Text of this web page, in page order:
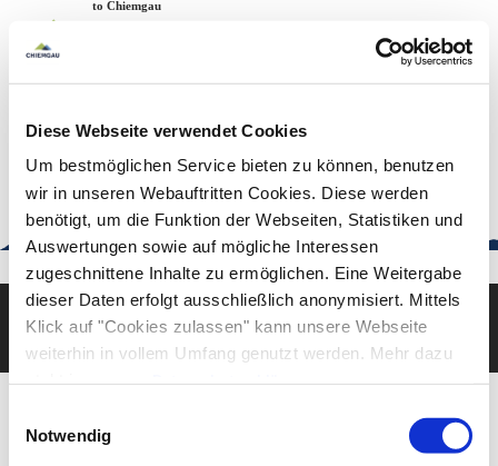
Diese Webseite verwendet Cookies
Um bestmöglichen Service bieten zu können, benutzen
wir in unseren Webauftritten Cookies. Diese werden
benötigt, um die Funktion der Webseiten, Statistiken und
Auswertungen sowie auf mögliche Interessen
zugeschnittene Inhalte zu ermöglichen. Eine Weitergabe
dieser Daten erfolgt ausschließlich anonymisiert. Mittels
Klick auf "Cookies zulassen" kann unsere Webseite
weiterhin in vollem Umfang genutzt werden. Mehr dazu
steht in unserer Datenschutzerklärung.
gelistet.
Notwendig
Back to the home page
Welcome to Chiemgau
urlaub@chiemgau.bayern
+49 (861) 988 231-20
Good to know
Deutsch English